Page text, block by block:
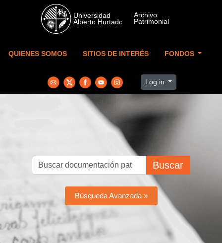
Skip to main content
QUIENES SOMOS SITIOS DE INTERÉS FONDOS
Log in
Buscar
Búsqueda Avanzada »